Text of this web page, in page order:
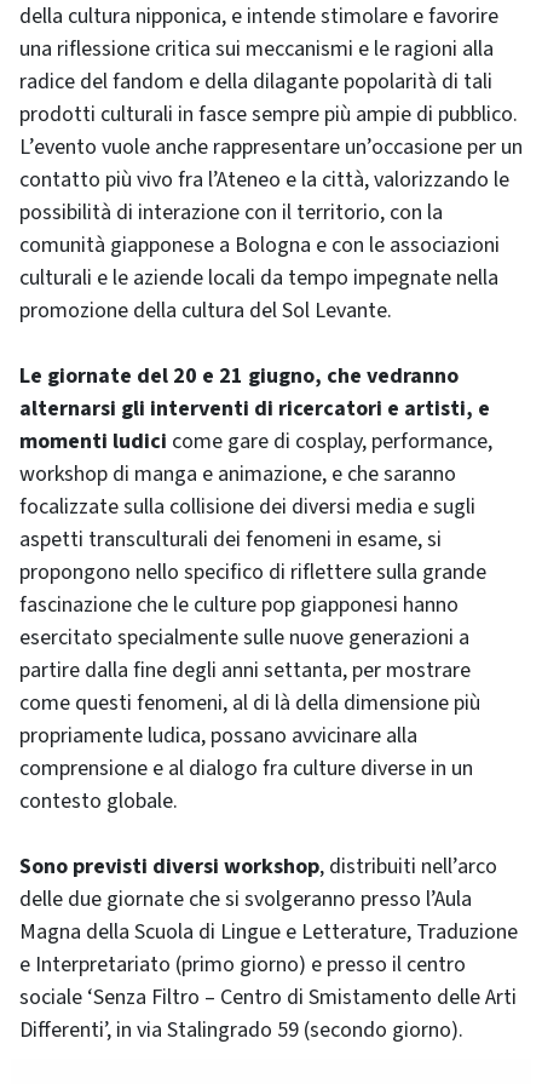
della cultura nipponica, e intende stimolare e favorire
una riflessione critica sui meccanismi e le ragioni alla
radice del fandom e della dilagante popolarità di tali
prodotti culturali in fasce sempre più ampie di pubblico.
L’evento vuole anche rappresentare un’occasione per un
contatto più vivo fra l’Ateneo e la città, valorizzando le
possibilità di interazione con il territorio, con la
comunità giapponese a Bologna e con le associazioni
culturali e le aziende locali da tempo impegnate nella
promozione della cultura del Sol Levante.
Le giornate del 20 e 21 giugno, che vedranno
alternarsi gli interventi di ricercatori e artisti, e
momenti ludici come gare di cosplay, performance,
workshop di manga e animazione, e che saranno
focalizzate sulla collisione dei diversi media e sugli
aspetti transculturali dei fenomeni in esame, si
propongono nello specifico di riflettere sulla grande
fascinazione che le culture pop giapponesi hanno
esercitato specialmente sulle nuove generazioni a
partire dalla fine degli anni settanta, per mostrare
come questi fenomeni, al di là della dimensione più
propriamente ludica, possano avvicinare alla
comprensione e al dialogo fra culture diverse in un
contesto globale.
Sono previsti diversi workshop, distribuiti nell’arco
delle due giornate che si svolgeranno presso l’Aula
Magna della Scuola di Lingue e Letterature, Traduzione
e Interpretariato (primo giorno) e presso il centro
sociale ‘Senza Filtro – Centro di Smistamento delle Arti
Differenti’, in via Stalingrado 59 (secondo giorno).